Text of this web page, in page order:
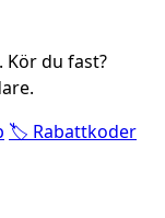
Kör du fast?
🏷️ Rabattkoder